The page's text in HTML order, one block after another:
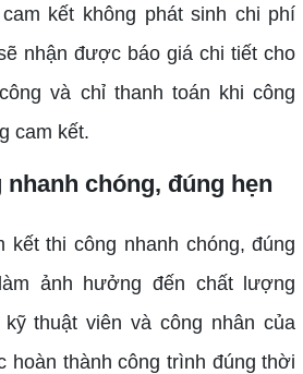
kết không phát sinh chi phí
nhận được báo giá chi tiết cho
và chỉ thanh toán khi công
cam kết.
chóng, đúng hẹn
kết thi công nhanh chóng, đúng
ảnh hưởng đến chất lượng
thuật viên và công nhân của
hoàn thành công trình đúng thời